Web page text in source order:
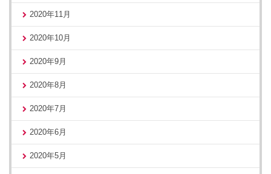
2020年11月
2020年10月
2020年9月
2020年8月
2020年7月
2020年6月
2020年5月